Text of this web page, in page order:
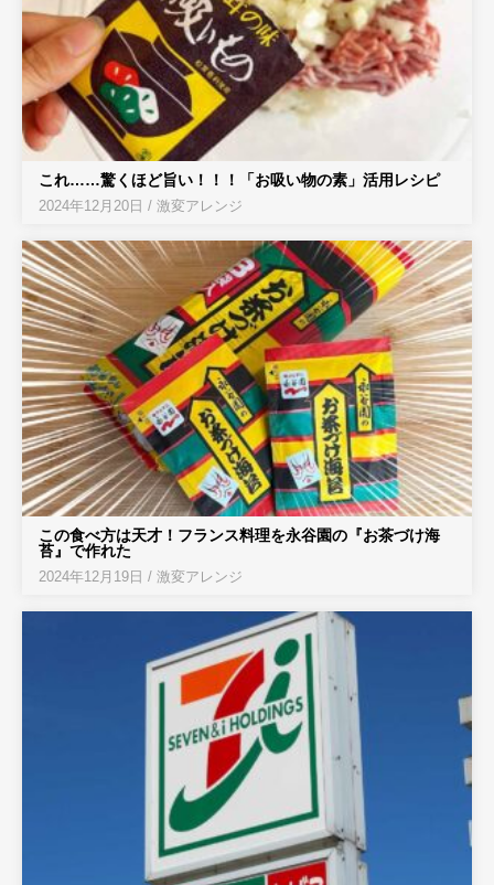
これ……驚くほど旨い！！！「お吸い物の素」活用レシピ
2024年12月20日 / 激変アレンジ
この食べ方は天才！フランス料理を永谷園の『お茶づけ海
苔』で作れた
2024年12月19日 / 激変アレンジ